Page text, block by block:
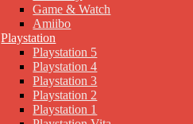
Game & Watch
Amiibo
Playstation
Playstation 5
Playstation 4
Playstation 3
Playstation 2
Playstation 1